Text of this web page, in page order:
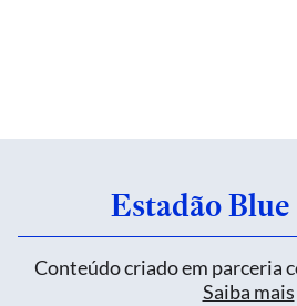
Estadão
Conteúdo criado em parceria
Saiba mais